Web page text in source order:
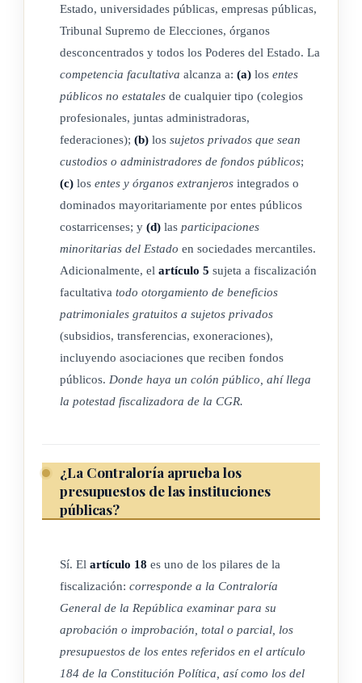
facultativa sobre:
a) Los entes públicos no estatales de cualquier tipo.
b) Los sujetos privados, que sean custodios o
administradores, por cualquier título, de los fondos y
c) Los entes y órganos extranjeros
integrados por entes u
órganos públicos costarricenses, dominados
mayoritariamente por estos, o sujetos a su predominio
legal, o cuya dotación patrimonial y financiera esté dada
principalmente con fondos públicos costarricenses, aun
cuando hayan sido constituidos de conformidad con la
legislación extranjera y su domicilio sea en el extranjero.
Si se trata de entidades de naturaleza bancaria,
aseguradora o financiera, la fiscalización no abarcará sus
actividades sustantivas u ordinarias.
d) Las participaciones minoritarias del Estado o de otros
entes u órganos públicos, en sociedades mercantiles,
e) Si se trata de entidades de naturaleza bancaria o financiera
de las contempladas en este artículo y que sean
i) El control se efectuará a posteriori, para verificar el
cumplimiento de su propia normativa.
ii) No comprenderá aspectos de la organización
administrativa del ente ni de la actividad propia de su giro
ordinario.
Estado, universidades públicas, empresas públicas,
Tribunal Supremo de Elecciones, órganos
desconcentrados y todos los Poderes del Estado. La
competencia facultativa alcanza a: (a) los entes
públicos no estatales de cualquier tipo (colegios
profesionales, juntas administradoras,
federaciones); (b) los sujetos privados que sean
custodios o administradores de fondos públicos;
(c) los entes y órganos extranjeros integrados o
dominados mayoritariamente por entes públicos
costarricenses; y (d) las participaciones
minoritarias del Estado en sociedades mercantiles.
Adicionalmente, el artículo 5 sujeta a fiscalización
facultativa todo otorgamiento de beneficios
patrimoniales gratuitos a sujetos privados
(subsidios, transferencias, exoneraciones),
incluyendo asociaciones que reciben fondos
públicos. Donde haya un colón público, ahí llega
la potestad fiscalizadora de la CGR.
¿La Contraloría aprueba los
presupuestos de las instituciones
públicas?
Sí. El artículo 18 es uno de los pilares de la
fiscalización: corresponde a la Contraloría
General de la República examinar para su
aprobación o improbación, total o parcial, los
presupuestos de los entes referidos en el artículo
184 de la Constitución Política, así como los del